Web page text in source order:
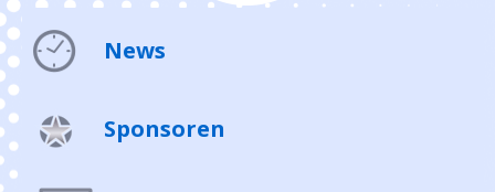
News
Sponsoren